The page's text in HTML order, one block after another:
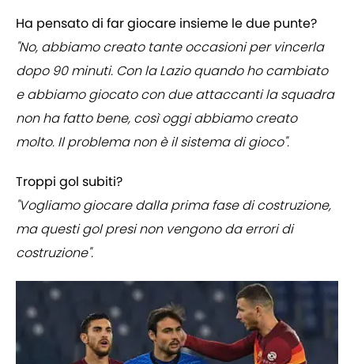
Ha pensato di far giocare insieme le due punte?
"No, abbiamo creato tante occasioni per vincerla
dopo 90 minuti. Con la Lazio quando ho cambiato
e abbiamo giocato con due attaccanti la squadra
non ha fatto bene, così oggi abbiamo creato
molto. Il problema non è il sistema di gioco".
Troppi gol subiti?
"Vogliamo giocare dalla prima fase di costruzione,
ma questi gol presi non vengono da errori di
costruzione".